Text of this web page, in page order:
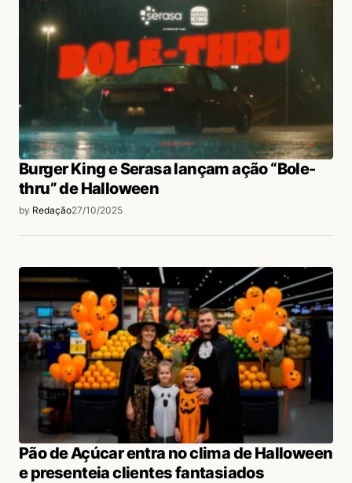
Burger King e Serasa lançam ação “Bole-
thru” de Halloween
by Redação27/10/2025
Pão de Açúcar entra no clima de Halloween
e presenteia clientes fantasiados